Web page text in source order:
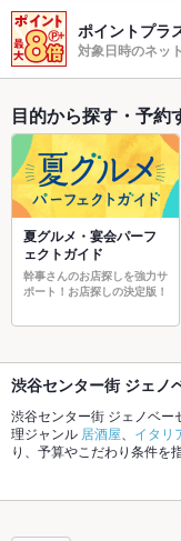
ポイントプラ
対象日時のネッ
目的から探す・予約
夏グルメ・宴会パーフ
ェクトガイド
幹事さんのお店探しを強力サ
ポート！お店探しの決定版！
渋谷センター街 ジェノ
渋谷センター街 ジェノベ
理ジャンル 居酒屋 イタリ
り、予算やこだわり条件を
メなら、お得なクーポンは